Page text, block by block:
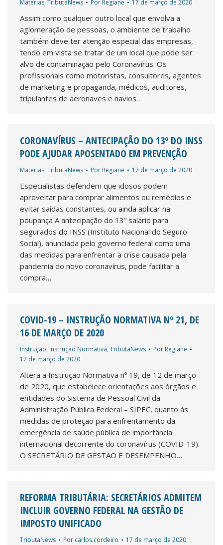
Materias,TributaNews Por Regiane 17 de março de 2020
Assim como qualquer outro local que envolva a
aglomeração de pessoas, o ambiente de trabalho
também deve ter atenção especial das empresas,
tendo em vista se tratar de um local que pode ser
alvo de contaminação pelo Coronavírus. Os
profissionais como motoristas, consultores, agentes
de marketing e propaganda, médicos, auditores,
tripulantes de aeronaves e navios…
CORONAVÍRUS – ANTECIPAÇÃO DO 13º DO INSS
PODE AJUDAR APOSENTADO EM PREVENÇÃO
Materias,TributaNews Por Regiane 17 de março de 2020
Especialistas defendem que idosos podem
aproveitar para comprar alimentos ou remédios e
evitar saídas constantes, ou ainda aplicar na
poupança A antecipação do 13º salário para
segurados do INSS (Instituto Nacional do Seguro
Social), anunciada pelo governo federal como uma
das medidas para enfrentar a crise causada pela
pandemia do novo coronavírus, pode facilitar a
compra…
COVID-19 – INSTRUÇÃO NORMATIVA Nº 21, DE
16 DE MARÇO DE 2020
Instrução, Instrução Normativa,TributaNews Por Regiane
17 de março de 2020
Altera a Instrução Normativa nº 19, de 12 de março
de 2020, que estabelece orientações aos órgãos e
entidades do Sistema de Pessoal Civil da
Administração Pública Federal – SIPEC, quanto às
medidas de proteção para enfrentamento da
emergência de saúde pública de importância
internacional decorrente do coronavírus (COVID-19).
O SECRETÁRIO DE GESTÃO E DESEMPENHO…
REFORMA TRIBUTÁRIA: SECRETÁRIOS ADMITEM
INCLUIR GOVERNO FEDERAL NA GESTÃO DE
IMPOSTO UNIFICADO
TributaNews Por carlos.cordeiro 17 de março de 2020